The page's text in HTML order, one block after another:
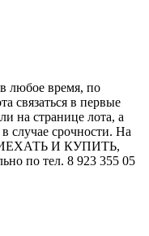
любое время, по
связаться в первые
на странице лота, а
случае срочности. На
И КУПИТЬ,
по тел. 8 923 355 05